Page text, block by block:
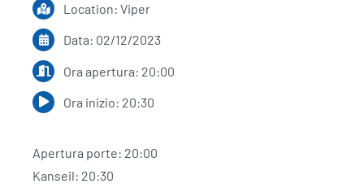
Location: Viper
Data: 02/12/2023
Ora apertura: 20:00
Ora inizio: 20:30
Apertura porte: 20:00
Kanseil: 20:30